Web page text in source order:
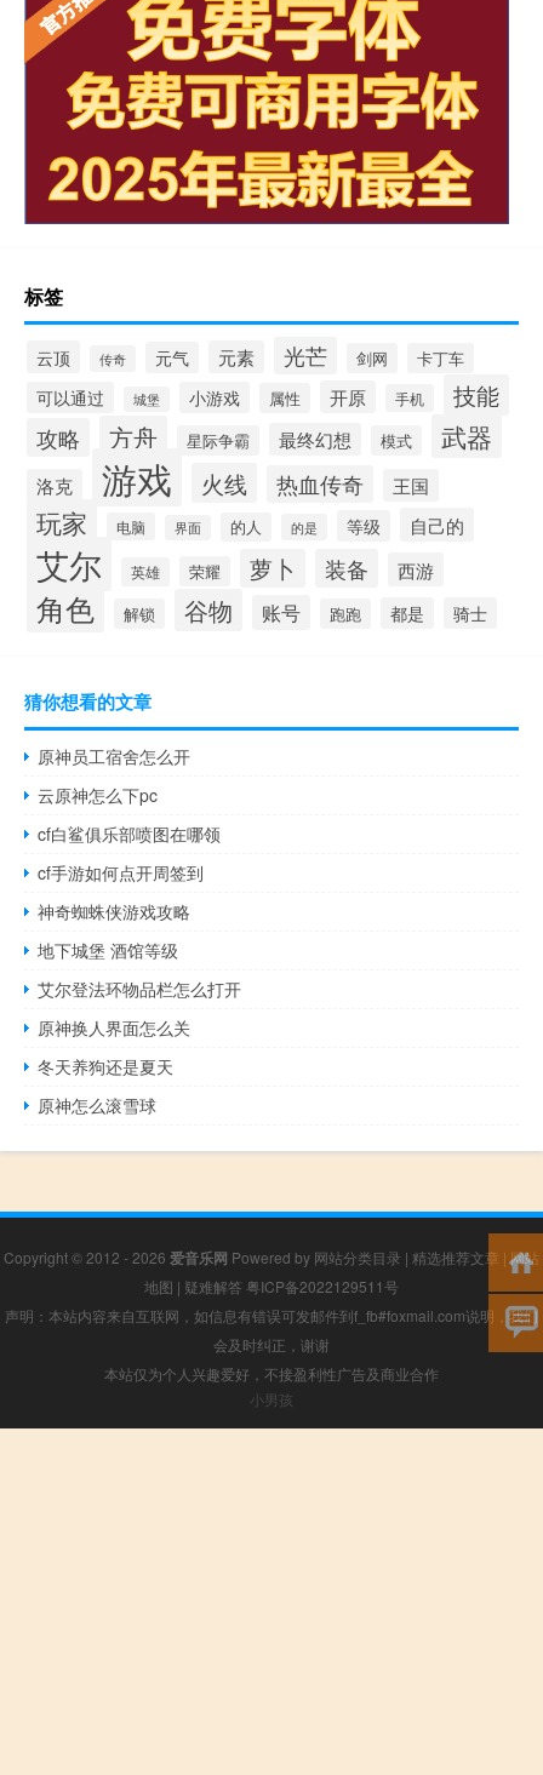
标签
云顶 传奇 元气 元素 光芒 剑网 卡丁车
可以通过 城堡 小游戏 属性 开原 手机 技能
攻略 方舟 星际争霸 最终幻想 模式 武器
洛克 游戏 火线 热血传奇 王国
玩家 电脑 界面 的人 的是 等级 自己的
艾尔 英雄 荣耀 萝卜 装备 西游
角色 解锁 谷物 账号 跑跑 都是 骑士
猜你想看的文章
原神员工宿舍怎么开
云原神怎么下pc
cf白鲨俱乐部喷图在哪领
cf手游如何点开周签到
神奇蜘蛛侠游戏攻略
地下城堡 酒馆等级
艾尔登法环物品栏怎么打开
原神换人界面怎么关
冬天养狗还是夏天
原神怎么滚雪球
Copyright © 2012 - 2026 爱音乐网 Powered by 网站分类目录 | 精选推荐文章 |网站
地图 | 疑难解答 粤ICP备2022129511号
声明：本站内容来自互联网，如信息有错误可发邮件到f_fb#foxmail.com说明，我们
会及时纠正，谢谢
本站仅为个人兴趣爱好，不接盈利性广告及商业合作
小男孩